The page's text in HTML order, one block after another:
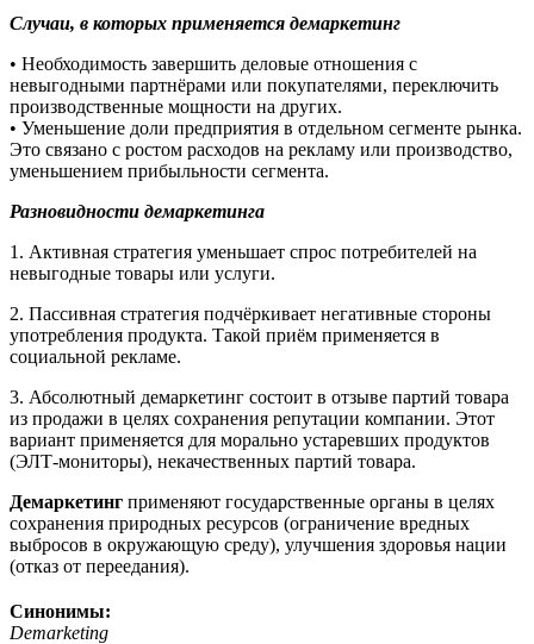
Случаи, в которых применяется демаркетинг
• Необходимость завершить деловые отношения с
невыгодными партнёрами или покупателями, переключить
производственные мощности на других.
• Уменьшение доли предприятия в отдельном сегменте рынка.
Это связано с ростом расходов на рекламу или производство,
уменьшением прибыльности сегмента.
Разновидности демаркетинга
1. Активная стратегия уменьшает спрос потребителей на
невыгодные товары или услуги.
2. Пассивная стратегия подчёркивает негативные стороны
употребления продукта. Такой приём применяется в
социальной рекламе.
3. Абсолютный демаркетинг состоит в отзыве партий товара
из продажи в целях сохранения репутации компании. Этот
вариант применяется для морально устаревших продуктов
(ЭЛТ-мониторы), некачественных партий товара.
Демаркетинг применяют государственные органы в целях
сохранения природных ресурсов (ограничение вредных
выбросов в окружающую среду), улучшения здоровья нации
(отказ от переедания).
Синонимы:
Demarketing